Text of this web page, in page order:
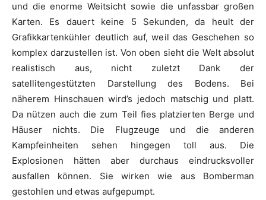
und die enorme Weitsicht sowie die unfassbar großen
Karten. Es dauert keine 5 Sekunden, da heult der
Grafikkartenkühler deutlich auf, weil das Geschehen so
komplex darzustellen ist. Von oben sieht die Welt absolut
realistisch aus, nicht zuletzt Dank der
satellitengestützten Darstellung des Bodens. Bei
näherem Hinschauen wird’s jedoch matschig und platt.
Da nützen auch die zum Teil fies platzierten Berge und
Häuser nichts. Die Flugzeuge und die anderen
Kampfeinheiten sehen hingegen toll aus. Die
Explosionen hätten aber durchaus eindrucksvoller
ausfallen können. Sie wirken wie aus Bomberman
gestohlen und etwas aufgepumpt.